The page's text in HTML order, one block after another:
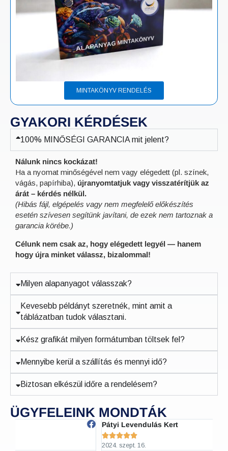
MINTAKÖNYV RENDELÉS
GYAKORI KÉRDÉSEK
100% MINŐSÉGI GARANCIA mit jelent?
Nálunk nincs kockázat!
Ha a nyomat minőségével nem vagy elégedett (pl. színek,
vágás, papírhiba), újranyomtatjuk vagy visszatérítjük az
árát – kérdés nélkül.
(Hibás fájl, elgépelés vagy nem megfelelő előkészítés
esetén szívesen segítünk javítani, de ezek nem tartoznak a
garancia körébe.)
Célunk nem csak az, hogy elégedett legyél — hanem
hogy újra minket válassz, bizalommal!
Milyen alapanyagot válasszak?
Kevesebb példányt szeretnék, mint amit a
táblázatban tudok választani.
Kész grafikát milyen formátumban töltsek fel?
Mennyibe kerül a szállítás és mennyi idő?
Biztosan elkészül időre a rendelésem?
ÜGYFELEINK MONDTÁK
Pátyi Levendulás Kert